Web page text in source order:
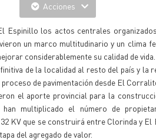
Acciones
Espinillo los actos centrales
un marco multitudinario y un clima
considerablemente su calidad de vida.
de la localidad al resto del país y
de pavimentación desde El
el aporte provincial para la
multiplicado el número de
KV que se construirá entre Clorinda y
del agregado de valor.